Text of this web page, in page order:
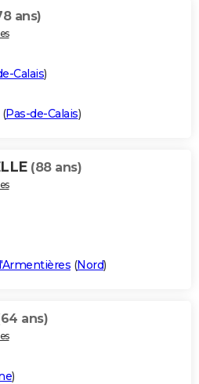
ans)
Calais)
(Pas-de-Calais)
(88 ans)
(Nord)
ans)
)